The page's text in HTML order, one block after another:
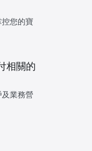
您的寶
相關的
業務營